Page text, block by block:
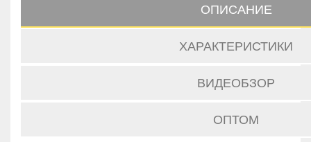
ОПИСАНИЕ
ХАРАКТЕРИСТИКИ
ВИДЕОБЗОР
ОПТОМ